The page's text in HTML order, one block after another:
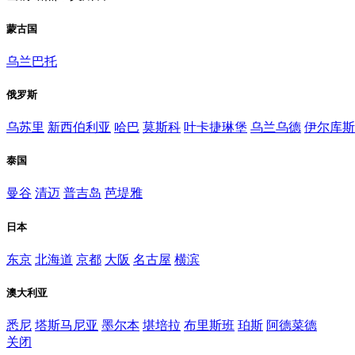
蒙古国
乌兰巴托
俄罗斯
乌苏里 新西伯利亚 哈巴 莫斯科 叶卡捷琳堡 乌兰乌德 伊尔库
泰国
曼谷 清迈 普吉岛 芭堤雅
日本
东京 北海道 京都 大阪 名古屋 横滨
澳大利亚
悉尼 塔斯马尼亚 墨尔本 堪培拉 布里斯班 珀斯 阿德菜德
关闭